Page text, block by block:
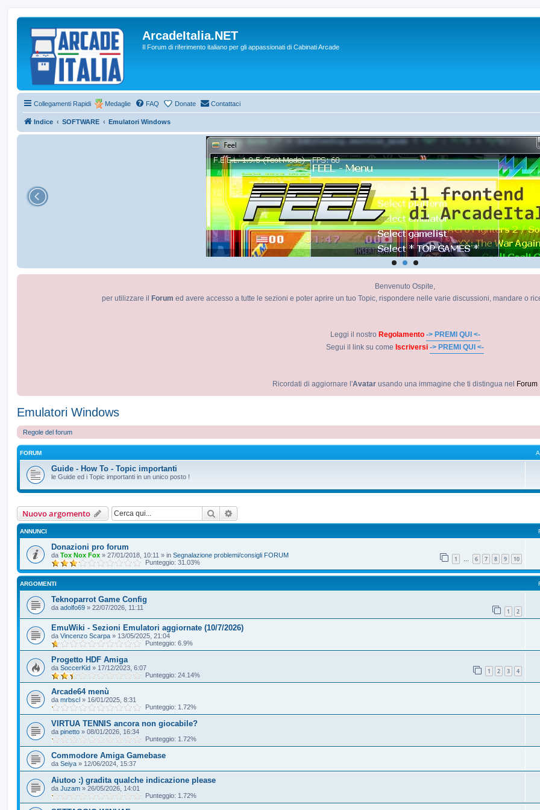
ArcadeItalia.NET
Il Forum di riferimento italiano per gli appassionati di Cabinati Arcade
Collegamenti Rapidi Medaglie FAQ Donate Contattaci
Indice SOFTWARE Emulatori Windows
Benvenuto Ospite,
per utilizzare il
Forum ed avere accesso a tutte le sezioni e poter aprire un tuo Topic, rispondere nelle varie discussioni, mandare o
Leggi il nostro Regolamento -> PREMI QUI <-
Segui il link su come Iscriversi -> PREMI QUI <-
Ricordati di aggiornare l'Avatar usando una immagine che ti distingua nel Forum
Emulatori Windows
Regole del forum
FORUM
Guide - How To - Topic importanti
le Guide ed i Topic importanti in un unico posto !
Nuovo argomento Cerca
ANNUNCI
Donazioni pro forum
da Tox Nox Fox » 27/01/2018, 10:11 » in Segnalazione problemi/consigli FORUM 1 … 6 7 8 9 10
Punteggio: 31.03%
ARGOMENTI
Teknoparrot Game Config
da adolfo69 » 22/07/2026, 11:11 1 2
EmuWiki - Sezioni Emulatori aggiornate (10/7/2026)
da Vincenzo Scarpa » 13/05/2025, 21:04
Punteggio: 6.9%
Progetto HDF Amiga
da SoccerKid » 17/12/2023, 6:07 1 2 3 4
Punteggio: 24.14%
Arcade64 menù
da mrbscl » 16/01/2025, 8:31
Punteggio: 1.72%
VIRTUA TENNIS ancora non giocabile?
da pinetto » 08/01/2026, 16:34
Punteggio: 1.72%
Commodore Amiga Gamebase
da Seiya » 12/06/2024, 15:37
Aiutoo :) gradita qualche indicazione please
da Juzam » 26/05/2026, 14:01
Punteggio: 1.72%